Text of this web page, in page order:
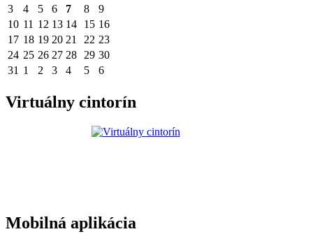
3
4 5 6 7 8
9
10 11 12 13 14 15 16
17 18 19 20 21 22 23
24 25 26 27 28 29 30
31 1 2 3 4 5 6
Virtuálny cintorín
Mobilná aplikácia